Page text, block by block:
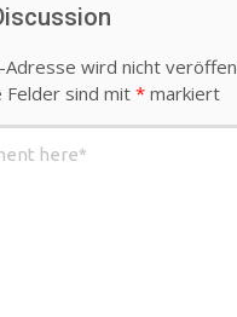
Adresse wird nicht
Felder sind mit * markiert